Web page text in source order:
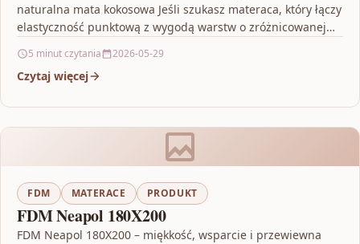
naturalna mata kokosowa Jeśli szukasz materaca, który łączy
elastyczność punktową z wygodą warstw o zróżnicowanej
5 minut czytania 2026-05-29
Czytaj więcej
FDM MATERACE PRODUKT
FDM Neapol 180X200
FDM Neapol 180X200 – miękkość, wsparcie i przewiewna